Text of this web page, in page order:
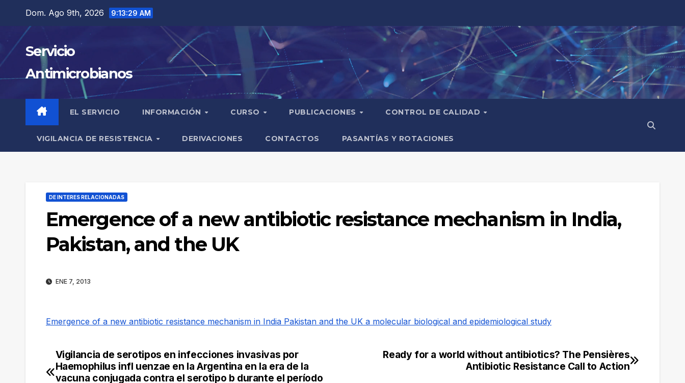
contenido
Dom. Ago 9th, 2026 9:13:30 AM
Servicio
Antimicrobianos
EL SERVICIO INFORMACIÓN CURSO PUBLICACIONES CONTROL DE CALIDAD
VIGILANCIA DE RESISTENCIA DERIVACIONES CONTACTOS PASANTÍAS Y ROTACIONES
DE INTERES RELACIONADAS
Emergence of a new antibiotic resistance mechanism in India,
Pakistan, and the UK
ENE 7, 2013
Emergence of a new antibiotic resistance mechanism in India Pakistan and the UK a molecular biological and epidemiological study
Navegación
Ready for a world without antibiotics? The Pensières
Antibiotic Resistance Call to Action
Vigilancia de serotipos en infecciones invasivas por
Haemophilus infl uenzae en la Argentina en la era de la
vacuna conjugada contra el serotipo b durante el período